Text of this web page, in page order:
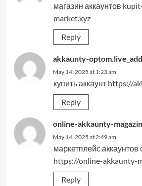
магазин аккаунтов
market.xyz
Reply
akkaunty-
May 14, 2025 at 1:23 am
купить аккаунт https://
Reply
online-akkaunty-
May 14, 2025 at 2:49 am
маркетплейс аккаунтов
https://online-akkaunty-
Reply